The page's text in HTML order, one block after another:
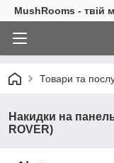
MushRooms - твій
Товари та
Накидки на
ROVER)